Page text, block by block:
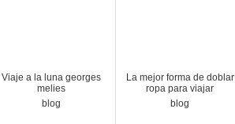
Viaje a la luna georges
melies
blog
La mejor forma de doblar
ropa para viajar
blog